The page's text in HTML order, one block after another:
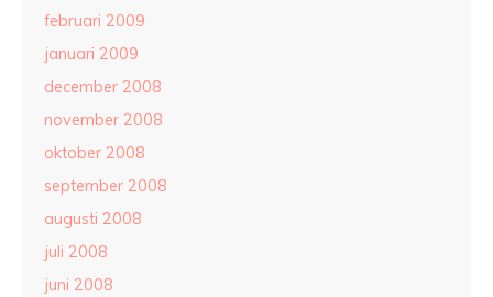
februari 2009
januari 2009
december 2008
november 2008
oktober 2008
september 2008
augusti 2008
juli 2008
juni 2008